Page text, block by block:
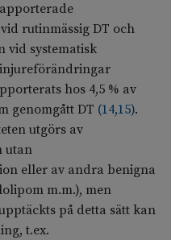
rutinmässig DT och
vid systematisk
hos 4,5 % av
genomgått DT (14,15).
utgörs av
utan
eller av andra benigna
m.m.), men
på detta sätt kan
t.ex.